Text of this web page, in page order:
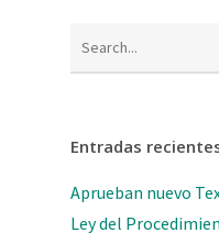
Entradas
Aprueban nuevo
Ley del